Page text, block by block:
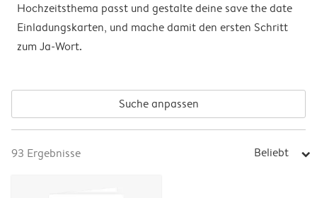
Hochzeitsthema passt und gestalte deine save the date
Einladungskarten, und mache damit den ersten Schritt
zum Ja-Wort.
Suche anpassen
93 Ergebnisse Beliebt arrow_right